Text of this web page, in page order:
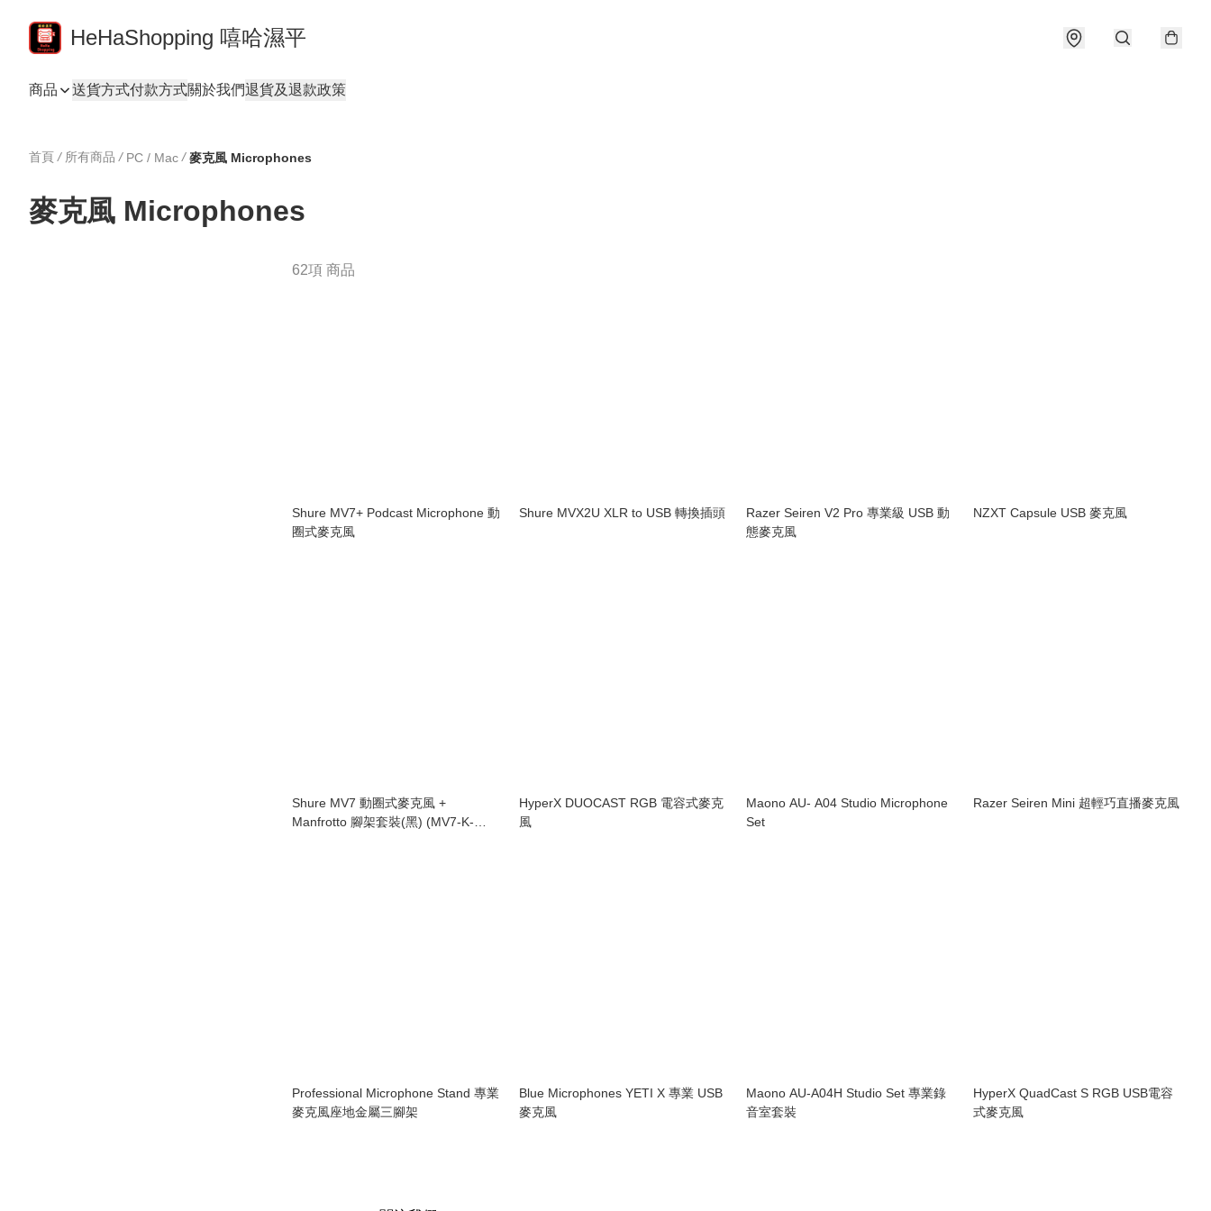
HeHaShopping 嘻哈濕平
商品 送貨方式付款方式關於我們退貨及退款政策
首頁 / 所有商品 / PC / Mac / 麥克風 Microphones
麥克風 Microphones
62項 商品
Shure MV7+ Podcast Microphone 動
圈式麥克風
Shure MVX2U XLR to USB 轉換插頭
Razer Seiren V2 Pro 專業級 USB 動
態麥克風
NZXT Capsule USB 麥克風
Shure MV7 動圈式麥克風 +
Manfrotto 腳架套裝(黑) (MV7-K-
HyperX DUOCAST RGB 電容式麥克
風
Maono AU- A04 Studio Microphone
Set
Razer Seiren Mini 超輕巧直播麥克風
Professional Microphone Stand 專業
麥克風座地金屬三腳架
Blue Microphones YETI X 專業 USB
麥克風
Maono AU-A04H Studio Set 專業錄
音室套裝
HyperX QuadCast S RGB USB電容
式麥克風